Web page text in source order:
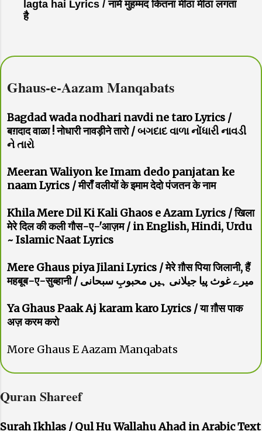
lagta hai Lyrics / नामे मुहम्मद कितना मीठा मीठा लगता
है
Ghaus-e-Aazam Manqabats
Bagdad wada nodhari navdi ne taro Lyrics /
बग़दाद वाळा ! नोधारी नावड़ीने तारो / બગદાદ વાળા નોંધારી નાવડી
ને તારો
Meeran Waliyon ke Imam dedo panjatan ke
naam Lyrics / मीराँ वलीयों के इमाम देदो पंजतन के नाम
Khila Mere Dil Ki Kali Ghaos e Azam Lyrics / खिला
मेरे दिल की कली गौस-ए-'आज़म / in English, Hindi, Urdu
~ Islamic Naat Lyrics
Mere Ghaus piya Jilani Lyrics / मेरे ग़ौस पिया जिलानी, हैं
महबूब-ए-सुब्हानी / میرے غوث پیا جیلانی ہیں محبوبِ سبحانی
Ya Ghaus Paak Aj karam karo Lyrics / या ग़ौस पाक
अज़ करम करो
More Ghaus E Aazam Manqabats
Quran Shareef
Surah Ikhlas / Qul Hu Wallahu Ahad in Arabic Text